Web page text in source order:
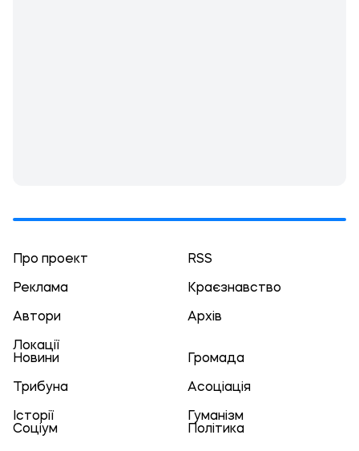
Про проект RSS
Реклама Краєзнавство
Автори Архів
Локації
Новини
Громада
Трибуна Асоціація
Історії
Гуманізм
Соціум
Політика